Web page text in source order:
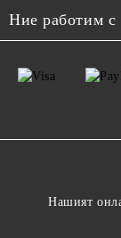
Ние работим с
Нашият